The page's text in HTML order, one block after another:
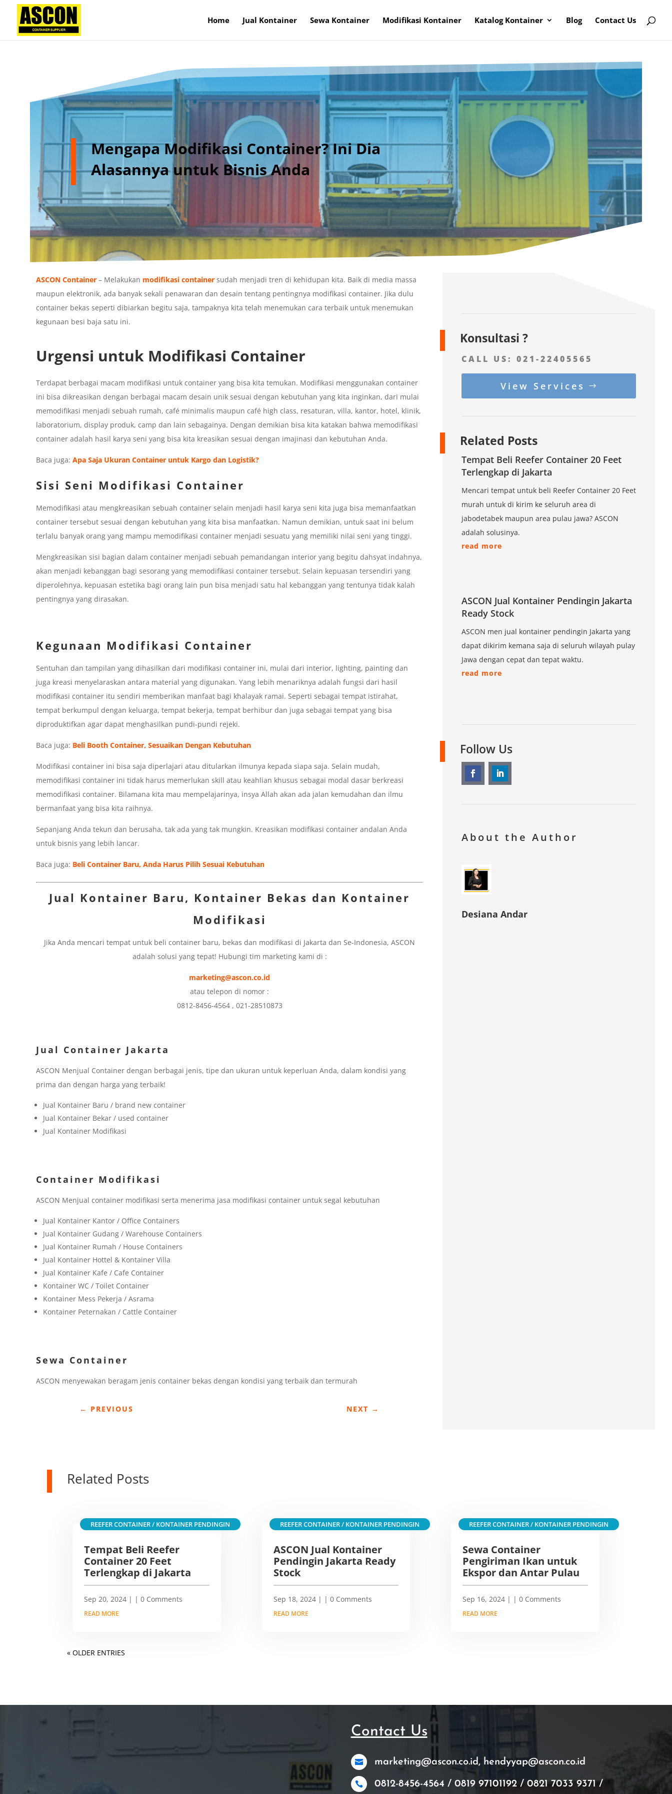
Home Jual Kontainer Sewa Kontainer Modifikasi Kontainer Katalog Kontainer Blog Contact Us
Mengapa Modifikasi Container? Ini Dia
Alasannya untuk Bisnis Anda
ASCON Container– Melakukan modifikasi containersudah menjadi tren di kehidupan kita. Baik di media massa
maupun elektronik, ada banyak sekali penawaran dan desain tentang pentingnya modifikasi container. Jika dulu
container bekas seperti dibiarkan begitu saja, tampaknya kita telah menemukan cara terbaik untuk menemukan
kegunaan besi baja satu ini.
Urgensi untuk Modifikasi Container
Terdapat berbagai macam modifikasi untuk container yang bisa kita temukan. Modifikasi menggunakan container
ini bisa dikreasikan dengan berbagai macam desain unik sesuai dengan kebutuhan yang kita inginkan, dari mulai
memodifikasi menjadi sebuah rumah, café minimalis maupun café high class, resaturan, villa, kantor, hotel, klinik,
laboratorium, display produk, camp dan lain sebagainya. Dengan demikian bisa kita katakan bahwa memodifikasi
container adalah hasil karya seni yang bisa kita kreasikan sesuai dengan imajinasi dan kebutuhan Anda.
Baca juga: Apa Saja Ukuran Container untuk Kargo dan Logistik?
Sisi Seni Modifikasi Container
Memodifikasi atau mengkreasikan sebuah container selain menjadi hasil karya seni kita juga bisa memanfaatkan
container tersebut sesuai dengan kebutuhan yang kita bisa manfaatkan. Namun demikian, untuk saat ini belum
terlalu banyak orang yang mampu memodifikasi container menjadi sesuatu yang memiliki nilai seni yang tinggi.
Mengkreasikan sisi bagian dalam container menjadi sebuah pemandangan interior yang begitu dahsyat indahnya,
akan menjadi kebanggan bagi sesorang yang memodifikasi container tersebut. Selain kepuasan tersendiri yang
diperolehnya, kepuasan estetika bagi orang lain pun bisa menjadi satu hal kebanggan yang tentunya tidak kalah
pentingnya yang dirasakan.
Kegunaan Modifikasi Container
Sentuhan dan tampilan yang dihasilkan dari modifikasi container ini, mulai dari interior, lighting, painting dan
juga kreasi menyelaraskan antara material yang digunakan. Yang lebih menariknya adalah fungsi dari hasil
modifikasi container itu sendiri memberikan manfaat bagi khalayak ramai. Seperti sebagai tempat istirahat,
tempat berkumpul dengan keluarga, tempat bekerja, tempat berhibur dan juga sebagai tempat yang bisa
diproduktifkan agar dapat menghasilkan pundi-pundi rejeki.
Baca juga: Beli Booth Container, Sesuaikan Dengan Kebutuhan
Modifikasi container ini bisa saja diperlajari atau ditularkan ilmunya kepada siapa saja. Selain mudah,
memodifikasi container ini tidak harus memerlukan skill atau keahlian khusus sebagai modal dasar berkreasi
memodifikasi container. Bilamana kita mau mempelajarinya, insya Allah akan ada jalan kemudahan dan ilmu
bermanfaat yang bisa kita raihnya.
Sepanjang Anda tekun dan berusaha, tak ada yang tak mungkin. Kreasikan modifikasi container andalan Anda
untuk bisnis yang lebih lancar.
Baca juga: Beli Container Baru, Anda Harus Pilih Sesuai Kebutuhan
Jual Kontainer Baru, Kontainer Bekas dan Kontainer
Modifikasi
Jika Anda mencari tempat untuk beli container baru, bekas dan modifikasi di Jakarta dan Se-Indonesia, ASCON
adalah solusi yang tepat! Hubungi tim marketing kami di :
marketing@ascon.co.id
atau telepon di nomor :
0812-8456-4564 , 021-28510873
Jual Container Jakarta
ASCON Menjual Container dengan berbagai jenis, tipe dan ukuran untuk keperluan Anda, dalam kondisi yang
prima dan dengan harga yang terbaik!
Jual Kontainer Baru / brand new container
Jual Kontainer Bekar / used container
Jual Kontainer Modifikasi
Container Modifikasi
ASCON Menjual container modifikasi serta menerima jasa modifikasi container untuk segal kebutuhan
Jual Kontainer Kantor / Office Containers
Jual Kontainer Gudang / Warehouse Containers
Jual Kontainer Rumah / House Containers
Jual Kontainer Hottel & Kontainer Villa
Jual Kontainer Kafe / Cafe Container
Kontainer WC / Toilet Container
Kontainer Mess Pekerja / Asrama
Kontainer Peternakan / Cattle Container
Sewa Container
ASCON menyewakan beragam jenis container bekas dengan kondisi yang terbaik dan termurah
← PREVIOUS NEXT →
Konsultasi ?
CALL US:021-22405565
View Services
Related Posts
Tempat Beli Reefer Container 20 Feet
Terlengkap di Jakarta
Mencari tempat untuk beli Reefer Container 20 Feet
murah untuk di kirim ke seluruh area di
jabodetabek maupun area pulau jawa? ASCON
adalah solusinya.
read more
ASCON Jual Kontainer Pendingin Jakarta
Ready Stock
ASCON men jual kontainer pendingin Jakarta yang
dapat dikirim kemana saja di seluruh wilayah pulay
Jawa dengan cepat dan tepat waktu.
read more
Follow Us
About the Author
Desiana Andar
Related Posts
Tempat Beli Reefer
Container 20 Feet
Terlengkap di Jakarta
Sep 20, 2024 |
REEFER CONTAINER / KONTAINER PENDINGIN
| 0 Comments
READ MORE
ASCON Jual Kontainer
Pendingin Jakarta Ready
Stock
Sep 18, 2024|
REEFER CONTAINER / KONTAINER PENDINGIN
| 0 Comments
READ MORE
Sewa Container
Pengiriman Ikan untuk
Ekspor dan Antar Pulau
Sep 16, 2024|
REEFER CONTAINER / KONTAINER PENDINGIN
| 0 Comments
READ MORE
« OLDER ENTRIES
Contact Us
 marketing@ascon.co.id, hendyyap@ascon.co.id
 0812-8456-4564 / 0819 97101192 / 0821 7033 9371 /